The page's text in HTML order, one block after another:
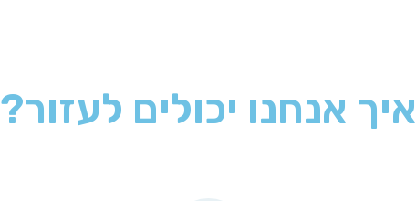
איך אנחנו יכולים לעזור?